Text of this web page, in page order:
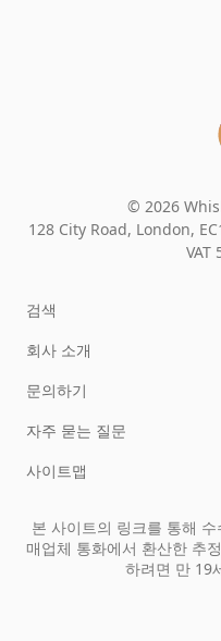
© 2026
128 City Road, London,
VAT
검색
회사 소개
문의하기
자주 묻는 질문
사이트맵
본 사이트의 링크를 통해
매업체 통화에서 환산한 추
하려면 만 19